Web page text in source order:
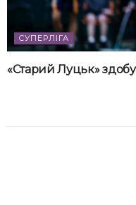
СУПЕРЛІГА
«Старий Луцьк»